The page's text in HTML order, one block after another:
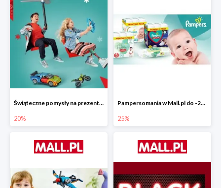
Świąteczne pomysły na prezenty od LEGO w Mall.pl do -20%
20%
Pampersomania w Mall.pl do -25%
25%